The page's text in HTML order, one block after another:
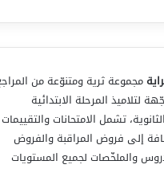
مجموعة ثرية ومتنوّعة من
لتلاميذ المرحلة الابتدائية
تشمل الامتحانات والتقييمات
إلى فروض المراقبة والفروض
والملخّصات لجميع المستويات